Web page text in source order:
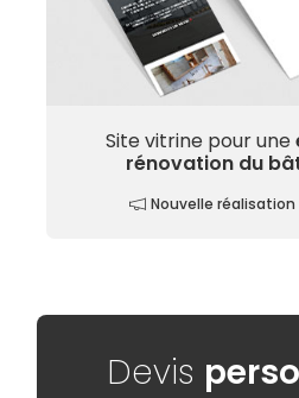
Site vitrine pour une
rénovation du
Nouvelle réalisation
Devis